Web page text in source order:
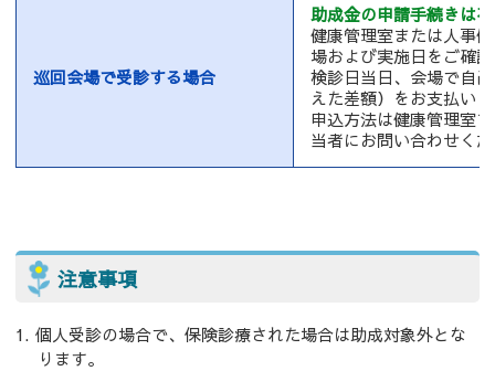
巡回会場で受診する場合
助成金の申請手続きは
健康管理室または人事
場および実施日をご確
検診日当日、会場で自
えた差額）をお支払い
申込方法は健康管理室
当者にお問い合わせく
注意事項
個人受診の場合で、保険診療された場合は助成対象外とな
ります。